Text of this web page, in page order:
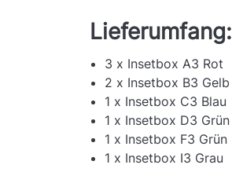
Lieferumfang:
3 x Insetbox A3 Rot
2 x Insetbox B3 Gelb
1 x Insetbox C3 Blau
1 x Insetbox D3 Grün
1 x Insetbox F3 Grün
1 x Insetbox I3 Grau